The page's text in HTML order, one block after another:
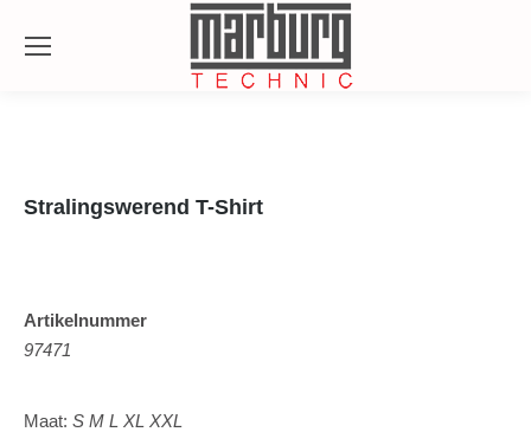
Stralingswerend T-Shirt
Artikelnummer
97471
Maat: S M L XL XXL